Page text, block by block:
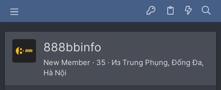
888bbinfo
New Member · 35 · Из Trung Phụng, Đống Đa,
Hà Nội